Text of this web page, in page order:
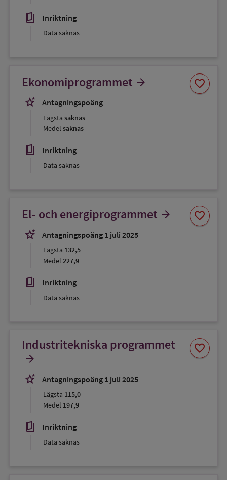
book_5 Inriktning
Data saknas
Ekonomiprogrammet arrow_forward
stars_2
Antagningspoäng
Lägsta saknas
Medel saknas
book_5 Inriktning
Data saknas
favorite
Spara
som
El- och energiprogrammet arrow_forward
stars_2
Antagningspoäng 1 juli 2025
Lägsta 132,5
Medel 227,9
book_5 Inriktning
Data saknas
favorite
Spara
som
Industritekniska programmet
arrow_forward
stars_2
Antagningspoäng 1 juli 2025
Lägsta 115,0
Medel 197,9
book_5 Inriktning
Data saknas
favorite
Spara
som